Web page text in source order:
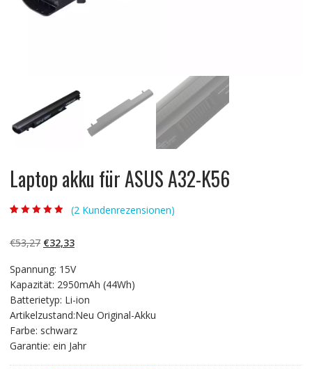
Laptop akku für ASUS A32-K56
basierend auf
Kundenbewert
(2 Kundenrezensionen)
€53,27 Ursprünglicher
war:
€53,27
€32,33Aktueller
ist:
€32,33.
Spannung: 15V
Kapazität: 2950mAh (44Wh)
Batterietyp: Li-ion
Artikelzustand:Neu Original-Akku
Farbe: schwarz
Garantie: ein Jahr